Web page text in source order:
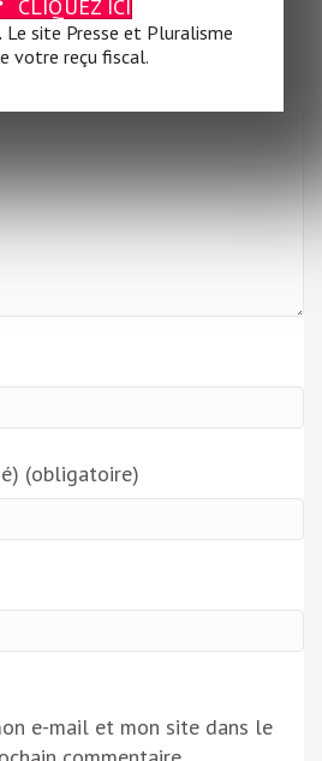
(obligatoire)
e-mail et mon site dans le
CLIQUEZ ICI
Le site Presse et Pluralisme
votre reçu fiscal.